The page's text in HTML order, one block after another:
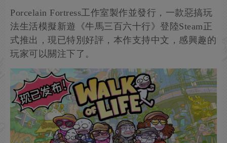
Porcelain Fortress工作室製作並發行，一款惡搞玩
法生活模擬新遊《牛馬三百六十行》登陸Steam正
式推出，現已特別好評，本作支持中文，感興趣的
玩家可以關注下了。